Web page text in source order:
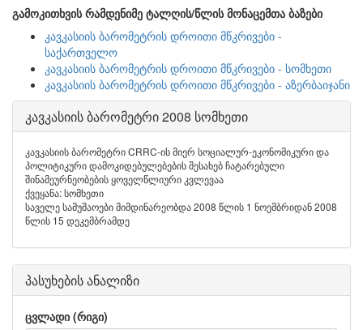
გამოკითხვის რამდენიმე ტალღის/წლის მონაცემთა ბაზები
კავკასიის ბარომეტრის დროითი მწკრივები -
საქართველო
კავკასიის ბარომეტრის დროითი მწკრივები - სომხეთი
კავკასიის ბარომეტრის დროითი მწკრივები - აზერბაიჯანი
კავკასიის ბარომეტრი 2008 სომხეთი
კავკასიის ბარომეტრი CRRC-ის მიერ სოციალურ-ეკონომიკური და
პოლიტიკური დამოკიდებულებების შესახებ ჩატარებული
შინამეურნეობების ყოველწლიური კვლევაა
ქვეყანა: სომხეთი
საველე სამუშაოები მიმდინარეობდა 2008 წლის 1 ნოემბრიდან 2008
წლის 15 დეკემბრამდე
პასუხების ანალიზი
ცვლადი (რიგი)